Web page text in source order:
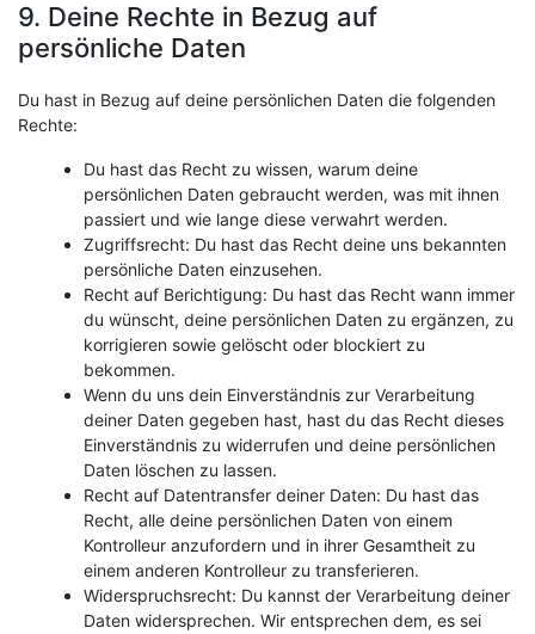
9. Deine Rechte in Bezug auf
persönliche Daten
Du hast in Bezug auf deine persönlichen Daten die folgenden
Rechte:
Du hast das Recht zu wissen, warum deine
persönlichen Daten gebraucht werden, was mit ihnen
passiert und wie lange diese verwahrt werden.
Zugriffsrecht: Du hast das Recht deine uns bekannten
persönliche Daten einzusehen.
Recht auf Berichtigung: Du hast das Recht wann immer
du wünscht, deine persönlichen Daten zu ergänzen, zu
korrigieren sowie gelöscht oder blockiert zu
bekommen.
Wenn du uns dein Einverständnis zur Verarbeitung
deiner Daten gegeben hast, hast du das Recht dieses
Einverständnis zu widerrufen und deine persönlichen
Daten löschen zu lassen.
Recht auf Datentransfer deiner Daten: Du hast das
Recht, alle deine persönlichen Daten von einem
Kontrolleur anzufordern und in ihrer Gesamtheit zu
einem anderen Kontrolleur zu transferieren.
Widerspruchsrecht: Du kannst der Verarbeitung deiner
Daten widersprechen. Wir entsprechen dem, es sei